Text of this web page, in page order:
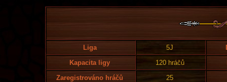
Liga 5J
Kapacita ligy
120 hráčů
Zaregistrováno hráčů
25